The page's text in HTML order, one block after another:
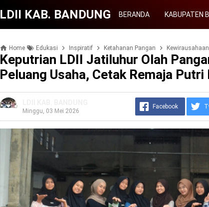
LDII KAB. BANDUNG BERANDA KABUPATEN
Home Edukasi Inspiratif Ketahanan Pangan Kewirausahaan
Keputrian LDII Jatiluhur Olah
Peluang Usaha, Cetak Remaja Putri
Minggu, 03 Mei 2026
Facebook